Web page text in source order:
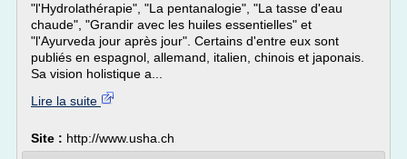
"l'Hydrolathérapie", "La pentanalogie", "La tasse d'eau
chaude", "Grandir avec les huiles essentielles" et
"l'Ayurveda jour après jour". Certains d'entre eux sont
publiés en espagnol, allemand, italien, chinois et japonais.
Sa vision holistique a...
Lire la suite
Site : http://www.usha.ch